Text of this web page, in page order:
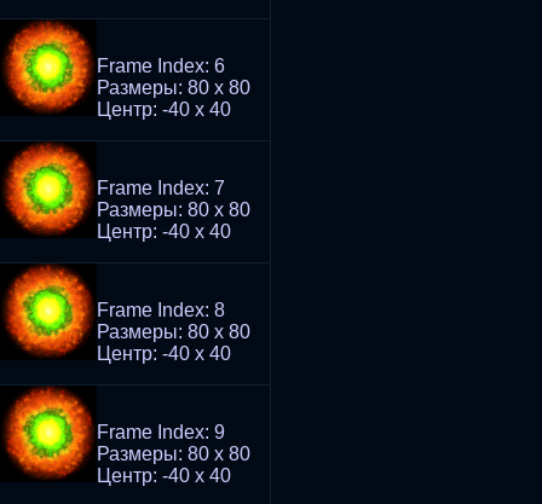
Frame Index: 6
Размеры: 80 x 80
Центр: -40 x 40
Frame Index: 7
Размеры: 80 x 80
Центр: -40 x 40
Frame Index: 8
Размеры: 80 x 80
Центр: -40 x 40
Frame Index: 9
Размеры: 80 x 80
Центр: -40 x 40